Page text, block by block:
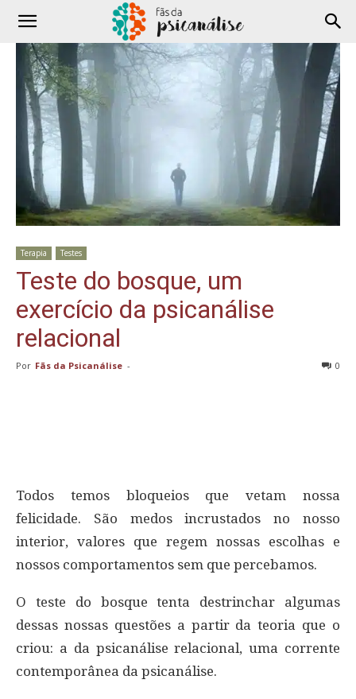
Terapia Testes
Teste do bosque, um
exercício da psicanálise
relacional
Por Fãs da Psicanálise - 0
Todos temos bloqueios que vetam nossa
felicidade. São medos incrustados no nosso
interior, valores que regem nossas escolhas e
nossos comportamentos sem que percebamos.
O teste do bosque tenta destrinchar algumas
dessas nossas questões a partir da teoria que o
criou: a da psicanálise relacional, uma corrente
contemporânea da psicanálise.